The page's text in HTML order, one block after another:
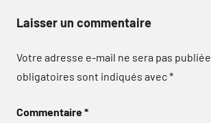
Laisser un commentaire
Votre adresse e-mail ne sera pas publiée.
obligatoires sont indiqués avec*
Commentaire*